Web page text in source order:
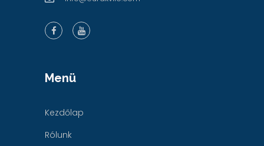
Menü
Kezdőlap
Rólunk